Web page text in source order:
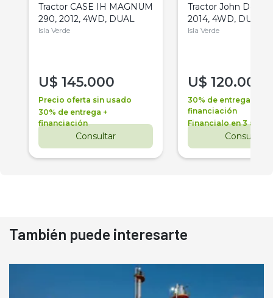
Tractor CASE IH MAGNUM
290, 2012, 4WD, DUAL
Isla Verde
U$ 145.000
Precio oferta sin usado
30% de entrega +
financiación
Consultar
Tractor John Deere
2014, 4WD, DUAL
Isla Verde
U$ 120.000
30% de entrega +
financiación
Financialo en 3 años
Consultar
También puede interesarte